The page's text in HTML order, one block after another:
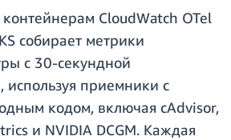
CloudWatch OTel
собирает метрики
с 30-секундной
используя приемники с
кодом, включая cAdvisor,
и NVIDIA DCGM. Каждая